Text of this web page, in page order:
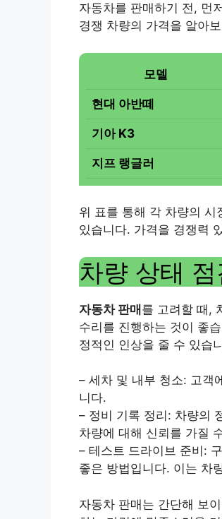
자동차를 판매하기 전, 먼저
경쟁 차량의 가격을 알아
모델
현대 아반떼
기아 K3
지프 랭글러
위 표를 통해 각 차량의
있습니다. 가격을 경쟁력
차량 상태
자동차 판매를 고려할 때,
수리를 진행하는 것이 좋
정적인 인상을 줄 수 있습
– 세차 및 내부 청소: 고객
니다.
– 정비 기록 정리: 차량의
차량에 대해 신뢰를 가질
– 테스트 드라이브 준비:
좋은 방법입니다. 이는 차
자동차 판매는 간단해 보